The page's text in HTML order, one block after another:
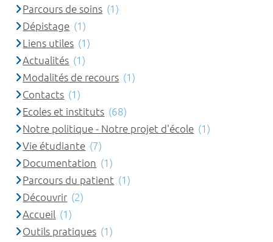
Parcours de soins (1)
Dépistage (1)
Liens utiles (1)
Actualités (1)
Modalités de recours (1)
Contacts (1)
Ecoles et instituts (68)
Notre politique - Notre projet d'école (1)
Vie étudiante (7)
Documentation (1)
Parcours du patient (1)
Découvrir (2)
Accueil (1)
Outils pratiques (1)